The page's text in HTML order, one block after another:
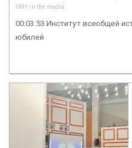
IWH in the media
00:03:53 Институт всеобщей
юбилей